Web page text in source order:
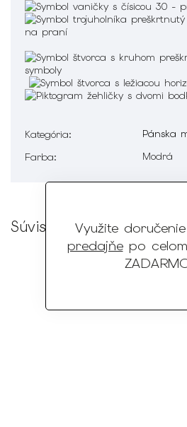
Využite
predajňepo celom
Kategória:
Pánska
Farba: Modrá
Súvisiaci tovar